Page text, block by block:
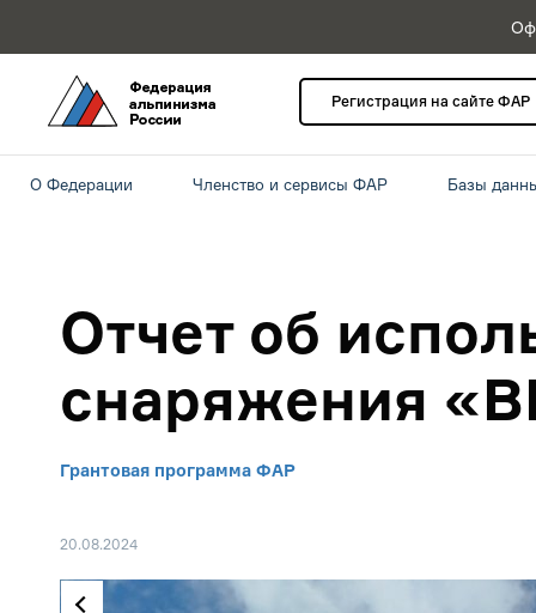
Регистрация на сайте ФАР
О Федерации Членство и сервисы ФАР Базы
Отчет об
снаряжения
Грантовая программа ФАР
20.08.2024